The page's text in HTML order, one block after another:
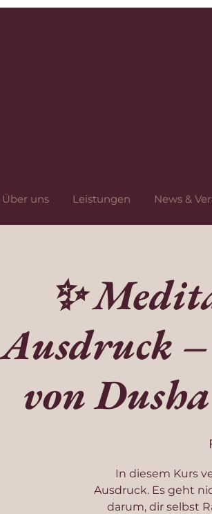
Über uns Leistungen News &
✨
Ausdruck
von
In diesem Kurs
Ausdruck. Es geht
darum, dir selbst